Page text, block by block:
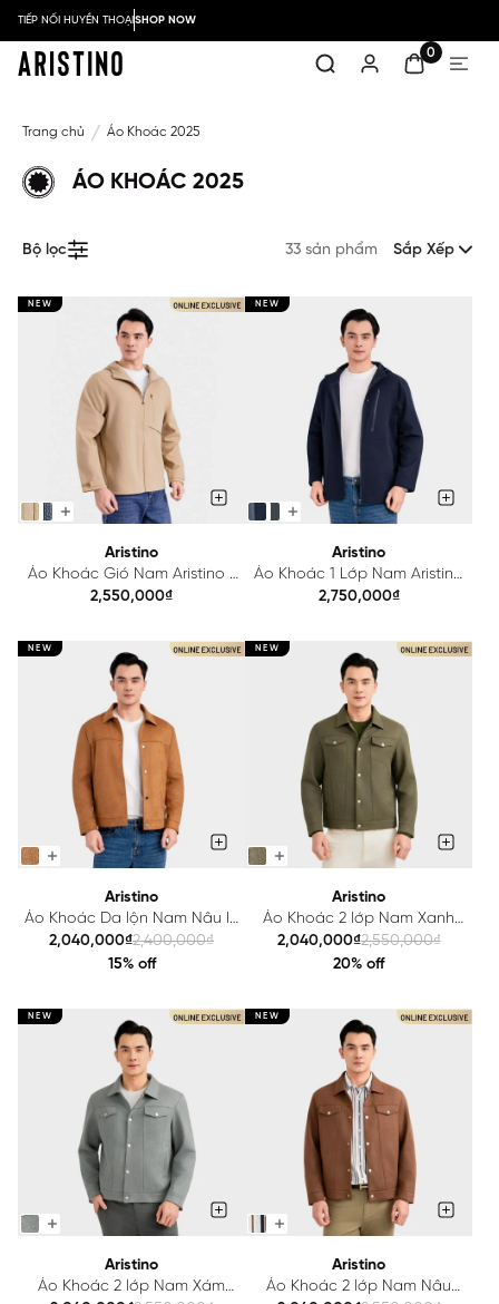
TIẾP NỐI HUYỀN THOẠISHOP NOW
0
Trang chủ Áo Khoác 2025
ÁO KHOÁC 2025
Bộ lọc 33 sản phẩm Sắp Xếp
NEW
Aristino
Áo Khoác Gió Nam Aristino 1
lớp Regular Fit AJK605EDP01
2,550,000₫
NEW
Aristino
Áo Khoác 1 Lớp Nam Aristino
Regular Fit AJK041BS0
2,750,000₫
NEW
Aristino
Áo Khoác Da lộn Nam Nâu In
Aristino Regular Fit
AJK607EDP01
2,040,000₫2,400,000₫
15% off
NEW
Aristino
Áo Khoác 2 lớp Nam Xanh
Rêu Aristino Regular Fit
AJK606EDP01
2,040,000₫2,550,000₫
20% off
NEW
Aristino
Áo Khoác 2 lớp Nam Xám
NEW
Aristino
Áo Khoác 2 lớp Nam Nâu